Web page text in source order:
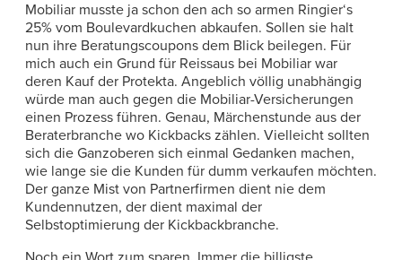
Mobiliar musste ja schon den ach so armen Ringier‘s
25% vom Boulevardkuchen abkaufen. Sollen sie halt
nun ihre Beratungscoupons dem Blick beilegen. Für
mich auch ein Grund für Reissaus bei Mobiliar war
deren Kauf der Protekta. Angeblich völlig unabhängig
würde man auch gegen die Mobiliar-Versicherungen
einen Prozess führen. Genau, Märchenstunde aus der
Beraterbranche wo Kickbacks zählen. Vielleicht sollten
sich die Ganzoberen sich einmal Gedanken machen,
wie lange sie die Kunden für dumm verkaufen möchten.
Der ganze Mist von Partnerfirmen dient nie dem
Kundennutzen, der dient maximal der
Selbstoptimierung der Kickbackbranche.